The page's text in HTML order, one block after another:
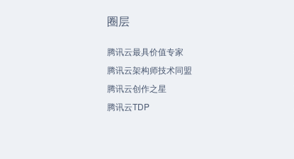
圈层
腾讯云最具价值专家
腾讯云架构师技术同盟
腾讯云创作之星
腾讯云TDP